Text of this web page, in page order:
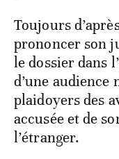
Toujours
prononcer son
le dossier dans
d’une audience
plaidoyers des
accusée et de
l’étranger.